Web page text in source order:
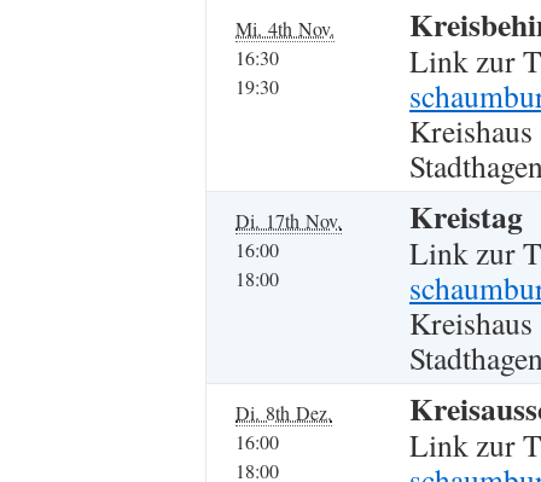
Mi. 4th Nov.
16:30
19:30
Link zur
Kreishaus
Di. 17th Nov.
16:00
18:00
Kreistag
Link zur
Kreishaus
Di. 8th Dez.
16:00
18:00
Link zur